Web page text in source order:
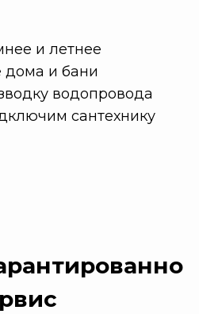
и летнее
дома и бани
водопровода
сантехнику